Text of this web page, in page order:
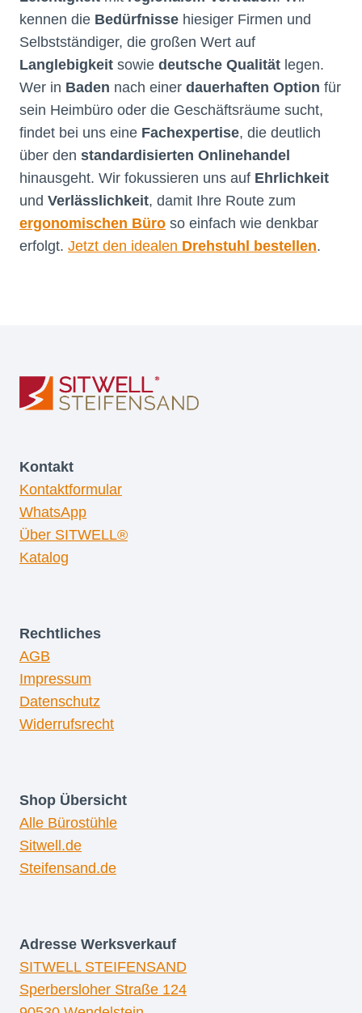
kennen die Bedürfnisse hiesiger Firmen und
Selbstständiger, die großen Wert auf
Langlebigkeit sowie deutsche Qualität legen.
Wer in Baden nach einer dauerhaften Option für
sein Heimbüro oder die Geschäftsräume sucht,
findet bei uns eine Fachexpertise, die deutlich
über den standardisierten Onlinehandel
hinausgeht. Wir fokussieren uns auf Ehrlichkeit
und Verlässlichkeit, damit Ihre Route zum
ergonomischen Büro so einfach wie denkbar
erfolgt. Jetzt den idealen Drehstuhl bestellen.
Kontakt
Kontaktformular
WhatsApp
Über SITWELL®
Katalog
Rechtliches
AGB
Impressum
Datenschutz
Widerrufsrecht
Shop Übersicht
Alle Bürostühle
Sitwell.de
Steifensand.de
Adresse Werksverkauf
SITWELL STEIFENSAND
Sperbersloher Straße 124